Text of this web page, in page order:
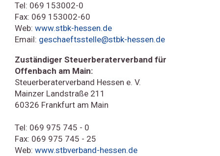
Tel: 069 153002-0
Fax: 069 153002-60
Web: www.stbk-hessen.de
Email: geschaeftsstelle@stbk-hessen.de
Zuständiger Steuerberaterverband für
Offenbach am Main:
Steuerberaterverband Hessen e. V.
Mainzer Landstraße 211
60326 Frankfurt am Main
Tel: 069 975 745 - 0
Fax: 069 975 745 - 25
Web: www.stbverband-hessen.de